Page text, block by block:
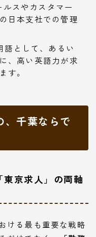
スやカスタマー
日本支社での管理
語として、あるい
、高い英語力が求
す。
、千葉ならで
京求人」の両軸
ける最も重要な戦略